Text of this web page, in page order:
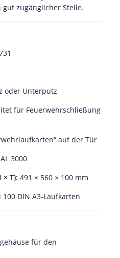
zugänglicher Stelle.
oder Unterputz
für Feuerwehrschließung
auf der Tür
3000
× T): 491 × 560 × 100 mm
100 DIN A3-Laufkarten
für den